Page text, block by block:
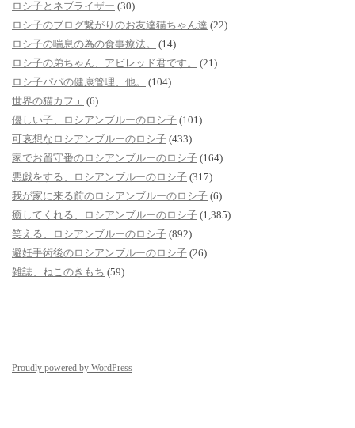
ロシ子とネブライザー (30)
ロシ子のブログ繋がりのお友達猫ちゃん達 (22)
ロシ子の喘息の為の食事療法。
(14)
ロシ子の弟ちゃん、アビレッド君です。
(21)
ロシ子パパの健康管理、他。
(104)
世界の猫カフェ (6)
優しい子、ロシアンブルーのロシ子 (101)
可哀想なロシアンブルーのロシ子 (433)
家でお留守番のロシアンブルーのロシ子 (164)
悪戯をする、ロシアンブルーのロシ子 (317)
我が家に来る前のロシアンブルーのロシ子 (6)
癒してくれる、ロシアンブルーのロシ子 (1,385)
笑える、ロシアンブルーのロシ子 (892)
避妊手術後のロシアンブルーのロシ子 (26)
雑誌、ねこのきもち (59)
Proudly powered by WordPress